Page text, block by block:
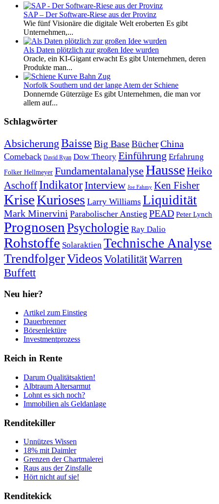
SAP – Der Software-Riese aus der Provinz
Wie fünf Visionäre die digitale Welt eroberten Es gibt
Unternehmen,...
Als Daten plötzlich zur großen Idee wurden
Oracle, ein KI-Gigant erwacht Es gibt Unternehmen, deren
Produkte man...
Norfolk Southern und der lange Atem der Schiene
Donnernde Güterzüge Es gibt Unternehmen, die man vor
allem auf...
Schlagwörter
Absicherung Baisse Big BaseBücherChina
Comeback David Ryan Dow Theory Einführung Erfahrung
Folker Hellmeyer Fundamentalanalyse HausseHeiko
Aschoff IndikatorInterview Joe Fahmy Ken Fisher
KriseKurioses Larry Williams Liquidität
Mark Minervini Parabolischer Anstieg PEAD Peter Lynch
Prognosen Psychologie Ray Dalio
Rohstoffe Solaraktien Technische Analyse
TrendfolgerVideosVolatilitätWarren
Buffett
Neu hier?
Artikel zum Einstieg
Dauerbrenner
Börsenlektüre
Investmentprozess
Reich in Rente
Darum Qualitätsaktien!
Albtraum Altersarmut
Lohnt es sich noch?
Immobilien als Geldanlage
Renditekiller
Unnützes Wissen
18% mit Daimler
Grenzen der Chartmalerei
Raus aus der Zinsfalle
Hört nicht auf sie!
Renditekick